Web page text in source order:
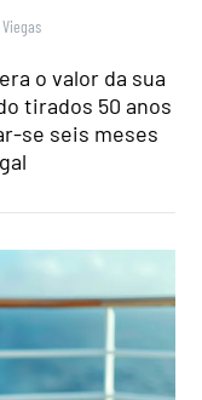
o valor da sua
tirados 50 anos
se seis meses